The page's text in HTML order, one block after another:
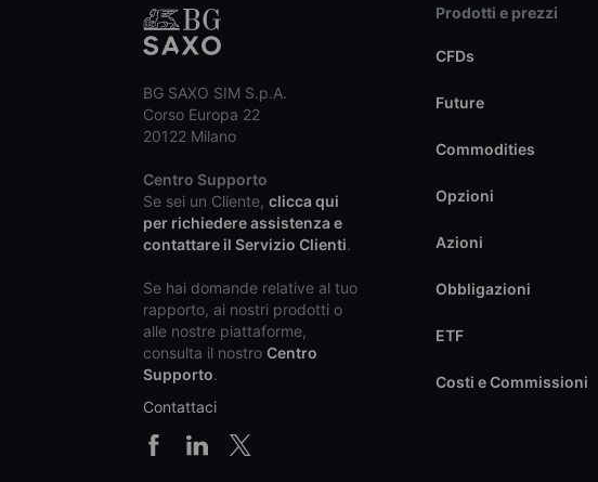
BG SAXO SIM S.p.A.
Corso Europa 22
20122 Milano
Centro Supporto
Se sei un Cliente, clicca qui
per richiedere assistenza e
contattare il Servizio Clienti.
Se hai domande relative al tuo
rapporto, ai nostri prodotti o
alle nostre piattaforme,
consulta il nostro Centro
Supporto.
Contattaci
Prodotti e prezzi
CFDs
Future
Commodities
Opzioni
Azioni
Obbligazioni
ETF
Costi e Commissioni